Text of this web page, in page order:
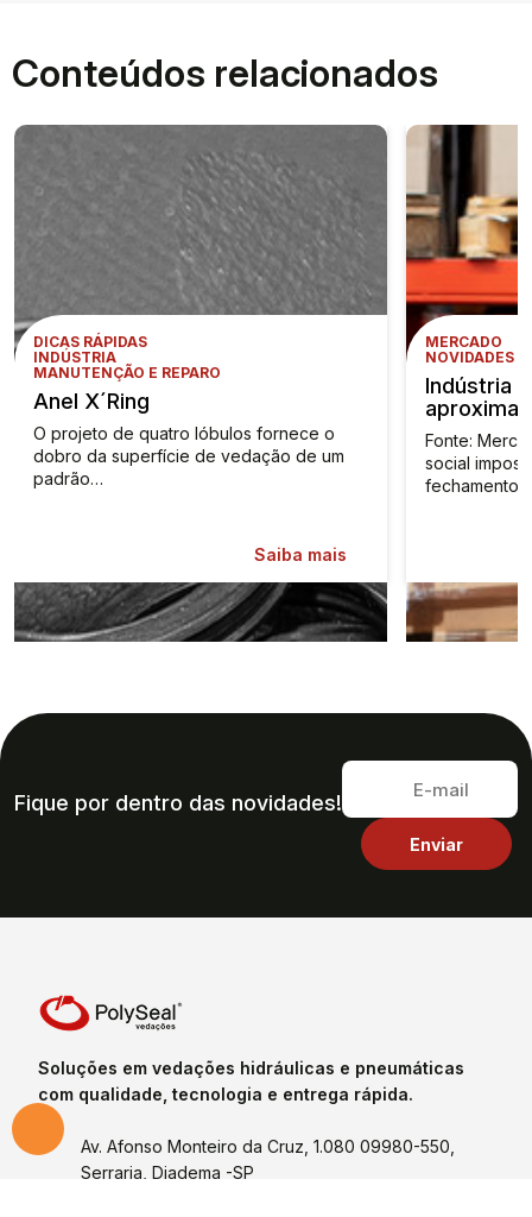
Conteúdos relacionados
DICAS RÁPIDAS
INDÚSTRIA
MANUTENÇÃO E REPARO
Anel X´Ring
O projeto de quatro lóbulos fornece o
dobro da superfície de vedação de um
padrão…
Saiba mais
MERCADO
NOVIDADES
Indústria
aproxima
Fonte:
social
fechamento
Fique por dentro das novidades!
Soluções em vedações hidráulicas e pneumáticas
com qualidade, tecnologia e entrega rápida.
Av. Afonso Monteiro da Cruz, 1.080 09980-550,
Serraria, Diadema -SP